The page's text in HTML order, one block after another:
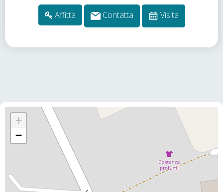
Affitta Contatta Visita
+
−